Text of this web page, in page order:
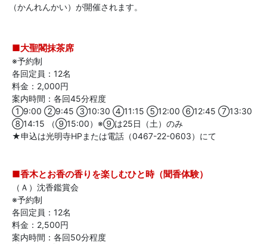
（かんれんかい）が開催されます。
■大聖閣抹茶席
※予約制
各回定員：12名
料金：2,000円
案内時間：各回45分程度
①9:00 ②9:45 ③10:30 ④11:15 ⑤12:00 ⑥12:45 ⑦13:30
⑧14:15 （⑨15:00）※⑨は25日（土）のみ
★申込は光明寺HPまたは電話（0467-22-0603）にて
■香木とお香の香りを楽しむひと時（聞香体験）
（Ａ）沈香鑑賞会
※予約制
各回定員：12名
料金：2,500円
案内時間：各回50分程度